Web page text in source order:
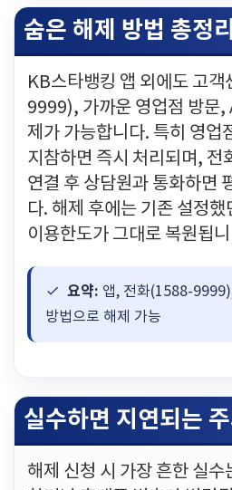
숨은 해제 방법 총정리
KB스타뱅킹 앱 외에도 고
9999), 가까운 영업점 방문,
제가 가능합니다. 특히 영업
지참하면 즉시 처리되며, 전
연결 후 상담원과 통화하면
다. 해제 후에는 기존 설정
이용한도가 그대로 복원됩
요약: 앱, 전화(1588-
방법으로 해제 가능
실수하면 지연되는
해제 신청 시 가장 흔한 실수